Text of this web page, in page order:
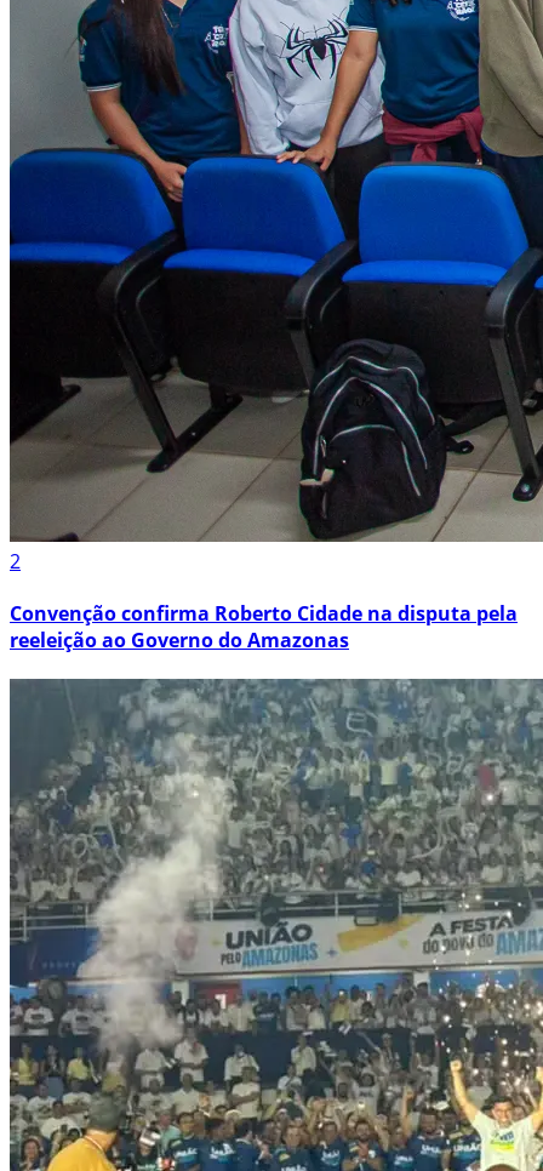
2
Convenção confirma Roberto Cidade na disputa pela
reeleição ao Governo do Amazonas